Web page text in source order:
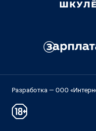
Разработка — ООО